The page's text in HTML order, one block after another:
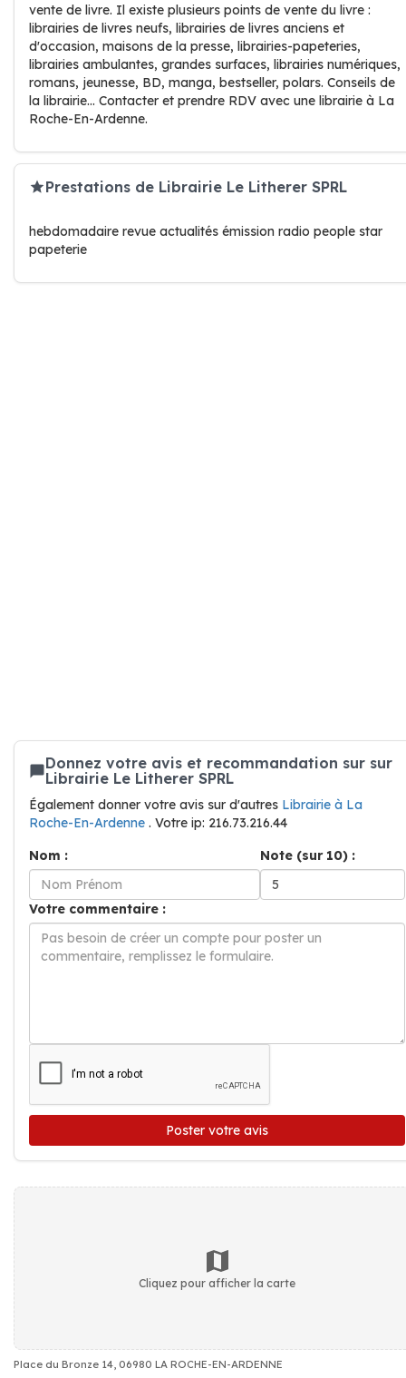
vente de livre. Il existe plusieurs points de vente du livre :
librairies de livres neufs, librairies de livres anciens et
d'occasion, maisons de la presse, librairies-papeteries,
librairies ambulantes, grandes surfaces, librairies numériques,
romans, jeunesse, BD, manga, bestseller, polars. Conseils de
la librairie... Contacter et prendre RDV avec une librairie à La
Roche-En-Ardenne.
Prestations de Librairie Le Litherer SPRL
hebdomadaire revue actualités émission radio people star
papeterie
Donnez votre avis et recommandation sur sur
Librairie Le Litherer SPRL
Également donner votre avis sur d'autres Librairie à La
Roche-En-Ardenne . Votre ip: 216.73.216.44
Nom :
Note (sur 10) :
Votre commentaire :
Poster votre avis
Cliquez pour afficher la carte
Place du Bronze 14, 06980 LA ROCHE-EN-ARDENNE